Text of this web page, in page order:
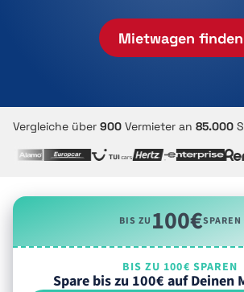
Mietwagen finden
Vergleiche über 900 Vermieter an 85.000
BIS ZU100€SPAREN
BIS ZU 100€ SPAREN
Spare bis zu 100€ auf Deinen